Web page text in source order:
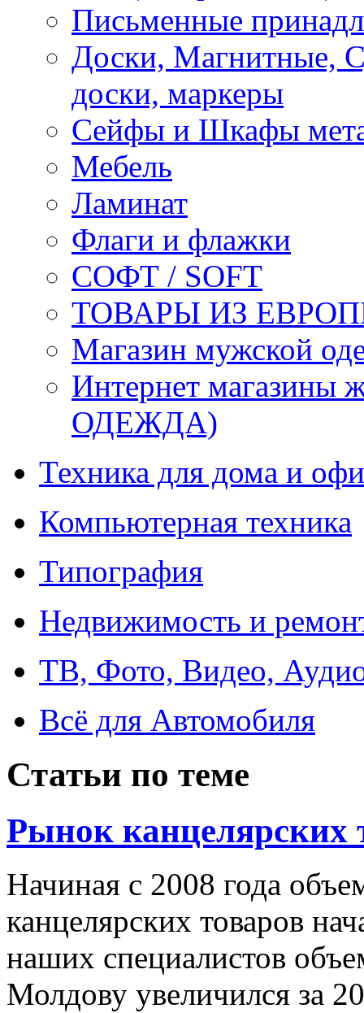
Письменные
Доски, Магнитные,
доски, маркеры
Сейфы и Шкафы
Мебель
Ламинат
Флаги и флажки
СОФТ / SOFT
ТОВАРЫ ИЗ
Магазин мужской
Интернет
ОДЕЖДА)
Техника для дома и
Компьютерная техника
Типография
Недвижимость и
ТВ, Фото, Видео,
Всё для Автомобиля
Статьи по теме
Рынок канцелярских
Начиная с 2008 года
канцелярских товаров
наших специалистов
Молдову увеличился за